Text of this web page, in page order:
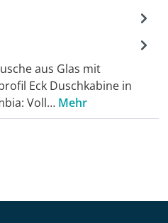
aus Glas mit
Eck Duschkabine in
Voll… Mehr